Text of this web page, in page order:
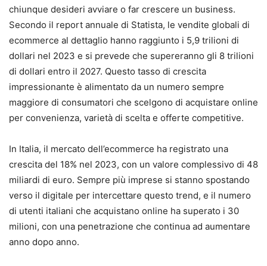
chiunque desideri avviare o far crescere un business.
Secondo il report annuale di Statista, le vendite globali di
ecommerce al dettaglio hanno raggiunto i 5,9 trilioni di
dollari nel 2023 e si prevede che supereranno gli 8 trilioni
di dollari entro il 2027. Questo tasso di crescita
impressionante è alimentato da un numero sempre
maggiore di consumatori che scelgono di acquistare online
per convenienza, varietà di scelta e offerte competitive.
In Italia, il mercato dell’ecommerce ha registrato una
crescita del 18% nel 2023, con un valore complessivo di 48
miliardi di euro. Sempre più imprese si stanno spostando
verso il digitale per intercettare questo trend, e il numero
di utenti italiani che acquistano online ha superato i 30
milioni, con una penetrazione che continua ad aumentare
anno dopo anno.